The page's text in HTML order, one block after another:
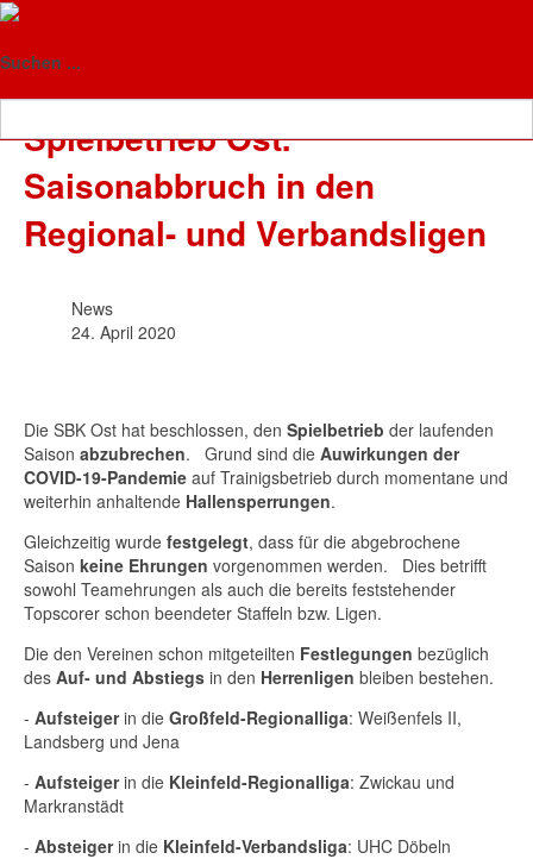
Suchen ...
News
Spielbetrieb Ost:
Saisonabbruch in den
Regional- und Verbandsligen
News
24. April 2020
Die SBK Ost hat beschlossen, den Spielbetrieb der laufenden
Saison abzubrechen. Grund sind die Auwirkungen der
COVID-19-Pandemie auf Trainigsbetrieb durch momentane und
weiterhin anhaltende Hallensperrungen.
Gleichzeitig wurde festgelegt, dass für die abgebrochene
Saison keine Ehrungen vorgenommen werden. Dies betrifft
sowohl Teamehrungen als auch die bereits feststehender
Topscorer schon beendeter Staffeln bzw. Ligen.
Die den Vereinen schon mitgeteilten Festlegungen bezüglich
des Auf- und Abstiegs in den Herrenligen bleiben bestehen.
- Aufsteigerin die Großfeld-Regionalliga: Weißenfels II,
Landsberg und Jena
- Aufsteigerin die Kleinfeld-Regionalliga: Zwickau und
Markranstädt
- Absteigerin die Kleinfeld-Verbandsliga: UHC Döbeln